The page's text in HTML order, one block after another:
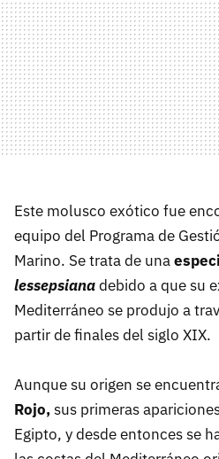
Este molusco exótico fue
equipo del Programa de
Marino. Se trata de una
lessepsianadebido a que su
Mediterráneo se produjo a
partir de finales del siglo XIX.
Aunque su origen se
Rojo,sus primeras
Egipto, y desde entonces se